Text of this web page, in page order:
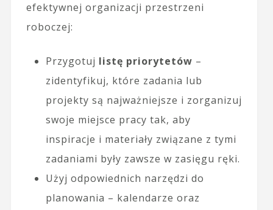
efektywnej organizacji przestrzeni
roboczej:
Przygotuj listę priorytetów –
zidentyfikuj, które zadania lub
projekty są najważniejsze i zorganizuj
swoje miejsce pracy tak, aby
inspiracje i materiały związane z tymi
zadaniami były zawsze w zasięgu ręki.
Użyj odpowiednich narzędzi do
planowania – kalendarze oraz